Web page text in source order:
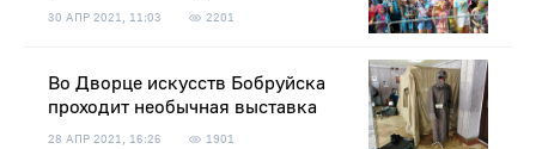
30 АПР 2021, 11:03 2201
Во Дворце искусств Бобруйска
проходит необычная выставка
28 АПР 2021, 16:26 1901